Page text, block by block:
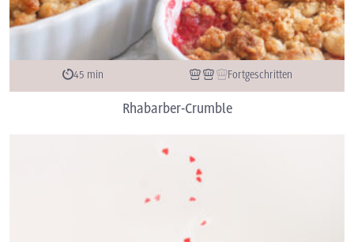
45 min Fortgeschritten
Rhabarber-Crumble